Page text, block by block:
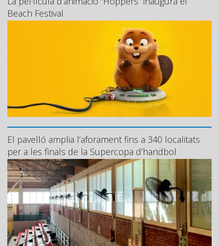
Beach Festival
El pavelló amplia l’aforament fins a 340 localitats
per a les finals de la Supercopa d’handbol